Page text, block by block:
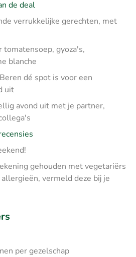
de deal
verrukkelijke gerechten, met
tomatensoep, gyoza's,
blanche
dé spot is voor een
uit
avond uit met je partner,
gehouden met vegetariërs
vermeld deze bij je
per gezelschap